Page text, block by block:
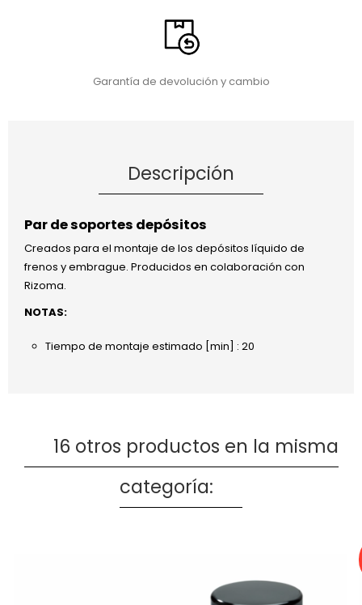
Garantía de devolución y cambio
Descripción
Par de soportes depósitos
Creados para el montaje de los depósitos líquido de
frenos y embrague. Producidos en colaboración con
Rizoma.
NOTAS:
Tiempo de montaje estimado [min] : 20
16 otros productos en la misma
categoría: